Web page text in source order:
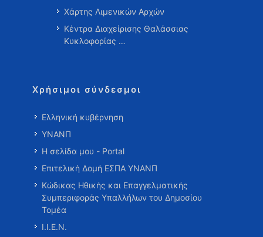
Χάρτης Λιμενικών Αρχών
Κέντρα Διαχείρισης Θαλάσσιας
Κυκλοφορίας …
Χρήσιμοι σύνδεσμοι
Ελληνική κυβέρνηση
ΥΝΑΝΠ
Η σελίδα μου - Portal
Επιτελική Δομή ΕΣΠΑ ΥΝΑΝΠ
Κώδικας Ηθικής και Επαγγελματικής
Συμπεριφοράς Υπαλλήλων του Δημοσίου
Τομέα
Ι.Ι.Ε.Ν.